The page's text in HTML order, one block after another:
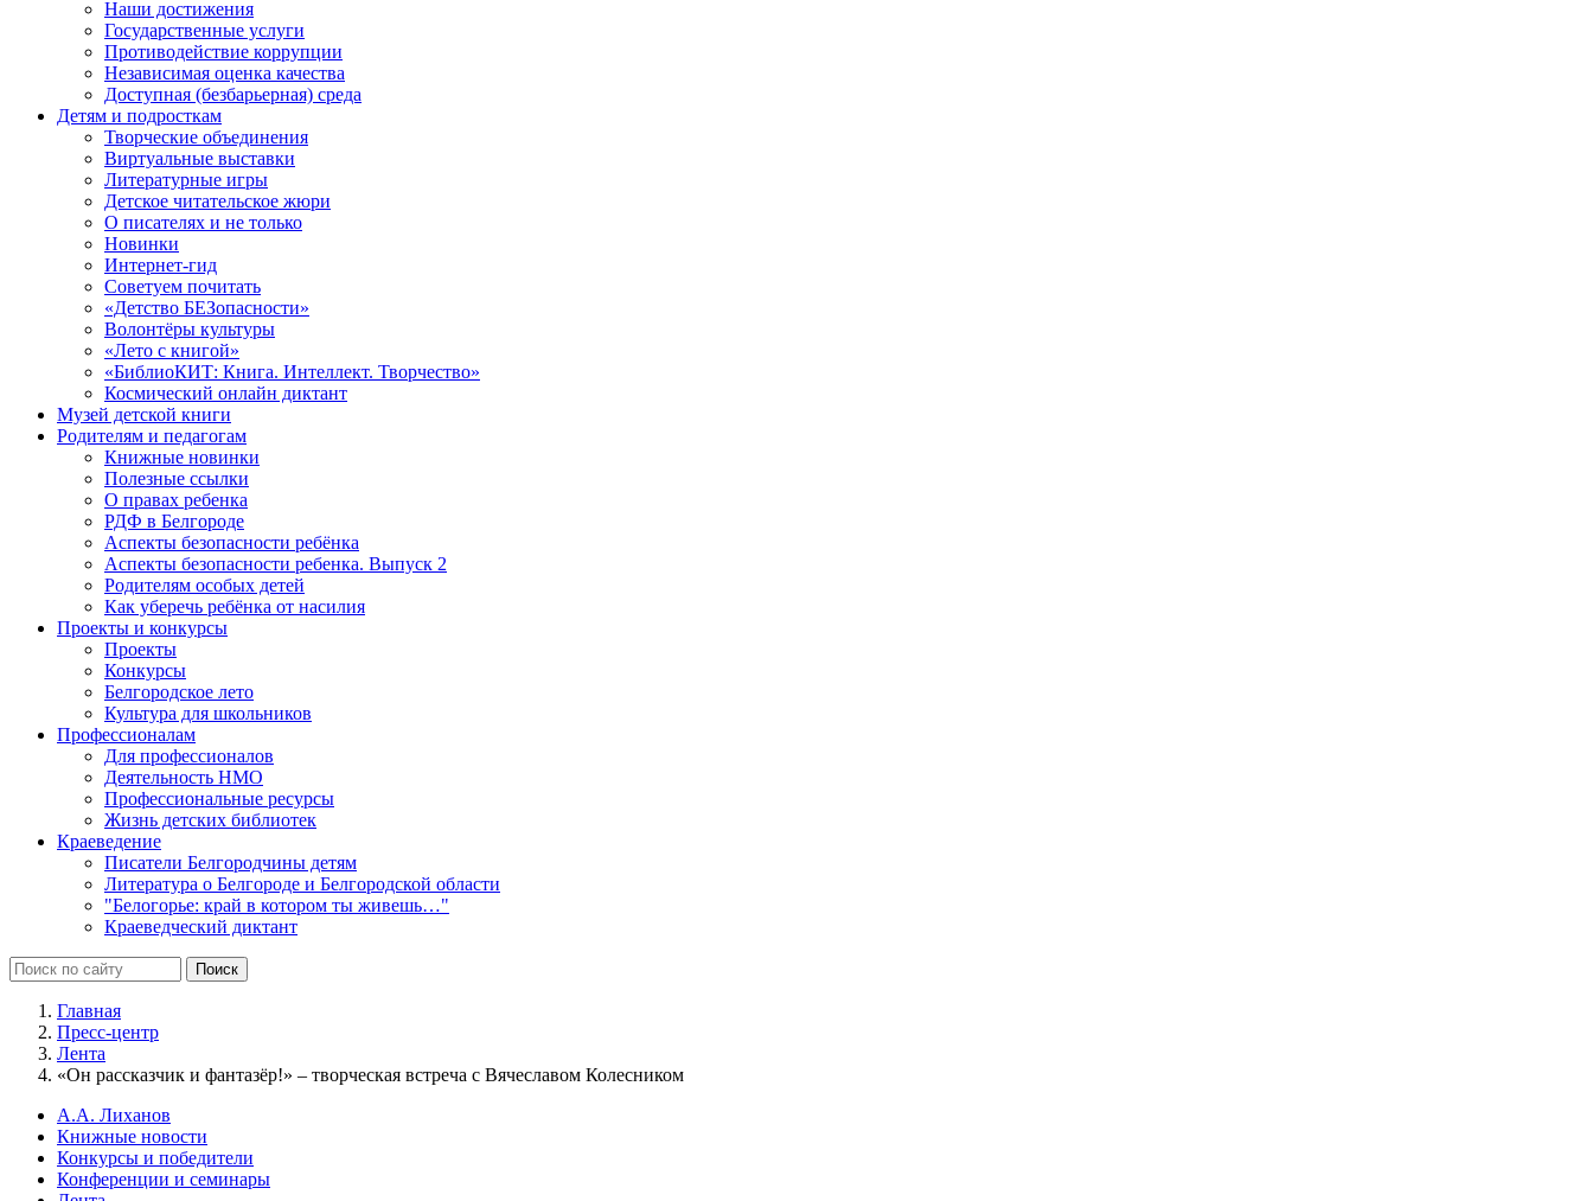
Наши достижения
Государственные услуги
Противодействие коррупции
Независимая оценка качества
Доступная (безбарьерная) среда
Детям и подросткам
Творческие объединения
Виртуальные выставки
Литературные игры
Детское читательское жюри
О писателях и не только
Новинки
Интернет-гид
Советуем почитать
«Детство БЕЗопасности»
Волонтёры культуры
«Лето с книгой»
«БиблиоКИТ: Книга. Интеллект. Творчество»
Космический онлайн диктант
Музей детской книги
Родителям и педагогам
Книжные новинки
Полезные ссылки
О правах ребенка
РДФ в Белгороде
Аспекты безопасности ребёнка
Аспекты безопасности ребенка. Выпуск 2
Родителям особых детей
Как уберечь ребёнка от насилия
Проекты и конкурсы
Проекты
Конкурсы
Белгородское лето
Культура для школьников
Профессионалам
Для профессионалов
Деятельность НМО
Профессиональные ресурсы
Жизнь детских библиотек
Краеведение
Писатели Белгородчины детям
Литература о Белгороде и Белгородской области
"Белогорье: край в котором ты живешь…"
Краеведческий диктант
Главная
Пресс-центр
Лента
«Он рассказчик и фантазёр!» – творческая встреча с Вячеславом Колесником
А.А. Лиханов
Книжные новости
Конкурсы и победители
Конференции и семинары